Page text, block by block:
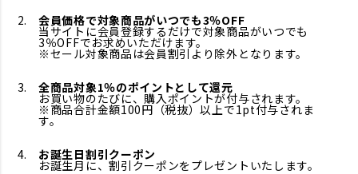
会員価格で対象商品がいつでも3％OFF
当サイトに会員登録するだけで対象商品がいつでも
3％OFFでお求めいただけます。
※セール対象商品は会員割引より除外となります。
全商品対象1％のポイントとして還元
お買い物のたびに、購入ポイントが付与されます。
※商品合計金額100円（税抜）以上で1pt付与されま
す。
お誕生日割引クーポン
お誕生月に、割引クーポンをプレゼントいたします。